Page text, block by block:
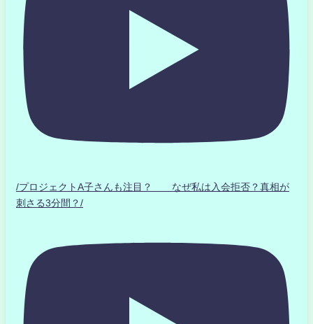
/プロジェクトA子さんも注目？ なぜ私は入会拒否？真相が
刺さる3分間？/